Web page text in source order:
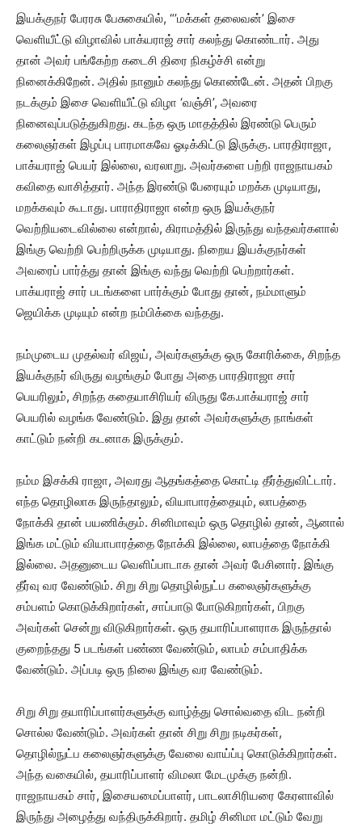
இயக்குநர் பேரரசு பேசுகையில், “’மக்கள் தலைவன்’ இசை
வெளியீட்டு விழாவில் பாக்யராஜ் சார் கலந்து கொண்டார். அது
தான் அவர் பங்கேற்ற கடைசி திரை நிகழ்ச்சி என்று
நினைக்கிறேன். அதில் நானும் கலந்து கொண்டேன். அதன் பிறகு
நடக்கும் இசை வெளியீட்டு விழா ‘வஞ்சி’, அவரை
நினைவுப்படுத்துகிறது. கடந்த ஒரு மாதத்தில் இரண்டு பெரும்
கலைஞர்கள் இழப்பு பாரமாகவே ஓடிக்கிட்டு இருக்கு. பாரதிராஜா,
பாக்யராஜ் பெயர் இல்லை, வரலாறு. அவர்களை பற்றி ராஜநாயகம்
கவிதை வாசித்தார். அந்த இரண்டு பேரையும் மறக்க முடியாது,
மறக்கவும் கூடாது. பாராதிராஜா என்ற ஒரு இயக்குநர்
வெற்றியடைவில்லை என்றால், கிராமத்தில் இருந்து வந்தவர்களால்
இங்கு வெற்றி பெற்றிருக்க முடியாது. நிறைய இயக்குநர்கள்
அவரைப் பார்த்து தான் இங்கு வந்து வெற்றி பெற்றார்கள்.
பாக்யராஜ் சார் படங்களை பார்க்கும் போது தான், நம்மாளும்
ஜெயிக்க முடியும் என்ற நம்பிக்கை வந்தது.
நம்முடைய முதல்வர் விஜய், அவர்களுக்கு ஒரு கோரிக்கை, சிறந்த
இயக்குநர் விருது வழங்கும் போது அதை பாரதிராஜா சார்
பெயரிலும், சிறந்த கதையாசிரியர் விருது கே.பாக்யராஜ் சார்
பெயரில் வழங்க வேண்டும். இது தான் அவர்களுக்கு நாங்கள்
காட்டும் நன்றி கடனாக இருக்கும்.
நம்ம இசக்கி ராஜா, அவரது ஆதங்கத்தை கொட்டி தீர்த்துவிட்டார்.
எந்த தொழிலாக இருந்தாலும், வியாபாரத்தையும், லாபத்தை
நோக்கி தான் பயணிக்கும். சினிமாவும் ஒரு தொழில் தான், ஆனால்
இங்க மட்டும் வியாபாரத்தை நோக்கி இல்லை, லாபத்தை நோக்கி
இல்லை. அதனுடைய வெளிப்பாடாக தான் அவர் பேசினார். இங்கு
தீர்வு வர வேண்டும். சிறு சிறு தொழில்நுட்ப கலைஞர்களுக்கு
சம்பளம் கொடுக்கிறார்கள், சாப்பாடு போடுகிறார்கள், பிறகு
அவர்கள் சென்று விடுகிறார்கள். ஒரு தயாரிப்பாளராக இருந்தால்
குறைந்தது 5 படங்கள் பண்ண வேண்டும், லாபம் சம்பாதிக்க
வேண்டும். அப்படி ஒரு நிலை இங்கு வர வேண்டும்.
சிறு சிறு தயாரிப்பாளர்களுக்கு வாழ்த்து சொல்வதை விட நன்றி
சொல்ல வேண்டும். அவர்கள் தான் சிறு சிறு நடிகர்கள்,
தொழில்நுட்ப கலைஞர்களுக்கு வேலை வாய்ப்பு கொடுக்கிறார்கள்.
அந்த வகையில், தயாரிப்பாளர் விமலா மேடமுக்கு நன்றி.
ராஜநாயகம் சார், இசையமைப்பாளர், பாடலாசிரியரை கேரளாவில்
இருந்து அழைத்து வந்திருக்கிறார். தமிழ் சினிமா மட்டும் வேறு